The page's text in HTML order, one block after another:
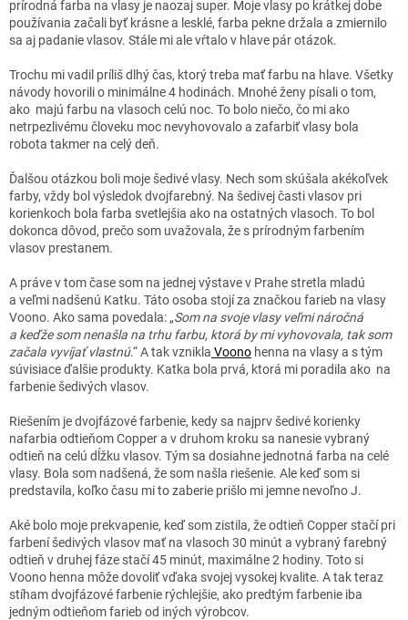
prírodná farba na vlasy je naozaj super. Moje vlasy po krátkej dobe
používania začali byť krásne a lesklé, farba pekne držala a zmiernilo
sa aj padanie vlasov. Stále mi ale vŕtalo v hlave pár otázok.
Trochu mi vadil príliš dlhý čas, ktorý treba mať farbu na hlave. Všetky
návody hovorili o minimálne 4 hodinách. Mnohé ženy písali o tom,
ako majú farbu na vlasoch celú noc. To bolo niečo, čo mi ako
netrpezlivému človeku moc nevyhovovalo a zafarbiť vlasy bola
robota takmer na celý deň.
Ďalšou otázkou boli moje šedivé vlasy. Nech som skúšala akékoľvek
farby, vždy bol výsledok dvojfarebný. Na šedivej časti vlasov pri
korienkoch bola farba svetlejšia ako na ostatných vlasoch. To bol
dokonca dôvod, prečo som uvažovala, že s prírodným farbením
vlasov prestanem.
A práve v tom čase som na jednej výstave v Prahe stretla mladú
a veľmi nadšenú Katku. Táto osoba stojí za značkou farieb na vlasy
Voono. Ako sama povedala: „Som na svoje vlasy veľmi náročná
a keďže som nenašla na trhu farbu, ktorá by mi vyhovovala, tak som
začala vyvíjať vlastnú.“ A tak vznikla Voono henna na vlasy a s tým
súvisiace ďalšie produkty. Katka bola prvá, ktorá mi poradila ako na
farbenie šedivých vlasov.
Riešením je dvojfázové farbenie, kedy sa najprv šedivé korienky
nafarbia odtieňom Copper a v druhom kroku sa nanesie vybraný
odtieň na celú dĺžku vlasov. Tým sa dosiahne jednotná farba na celé
vlasy. Bola som nadšená, že som našla riešenie. Ale keď som si
predstavila, koľko času mi to zaberie prišlo mi jemne nevoľno J.
Aké bolo moje prekvapenie, keď som zistila, že odtieň Copper stačí pri
farbení šedivých vlasov mať na vlasoch 30 minút a vybraný farebný
odtieň v druhej fáze stačí 45 minút, maximálne 2 hodiny. Toto si
Voono henna môže dovoliť vďaka svojej vysokej kvalite. A tak teraz
stíham dvojfázové farbenie rýchlejšie, ako predtým farbenie iba
jedným odtieňom farieb od iných výrobcov.